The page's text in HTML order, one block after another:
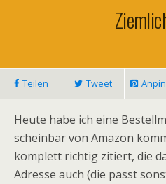
Teilen Tweet
Heute habe ich eine
scheinbar von Amazon
komplett richtig zitiert, die
Adresse auch (die passt